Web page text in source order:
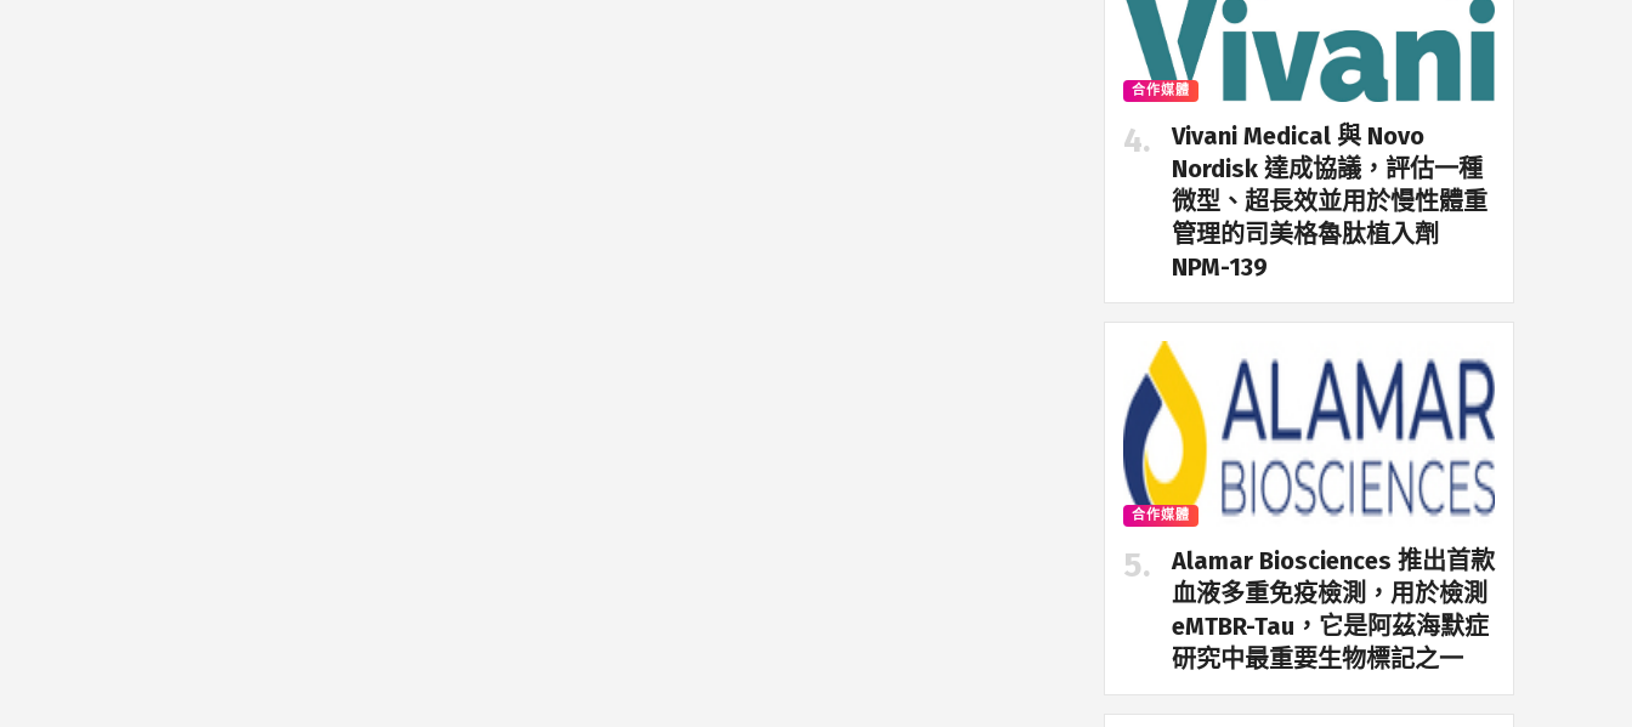
合作媒體
Vivani Medical 與 Novo
Nordisk 達成協議，評估一種
微型、超長效並用於慢性體重
管理的司美格魯肽植入劑
NPM-139
合作媒體
Alamar Biosciences 推出首款
血液多重免疫檢測，用於檢測
eMTBR-Tau，它是阿茲海默症
研究中最重要生物標記之一